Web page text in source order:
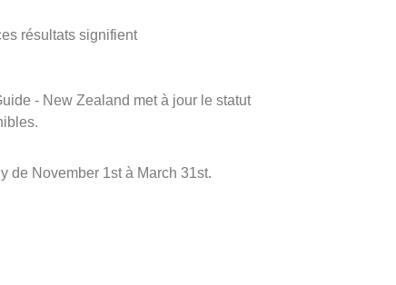
résultats signifient
- New Zealand met à jour le statut
de November 1st à March 31st.